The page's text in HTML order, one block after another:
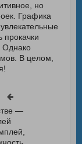
но
Графика
прокачки
Однако
В целом,
—